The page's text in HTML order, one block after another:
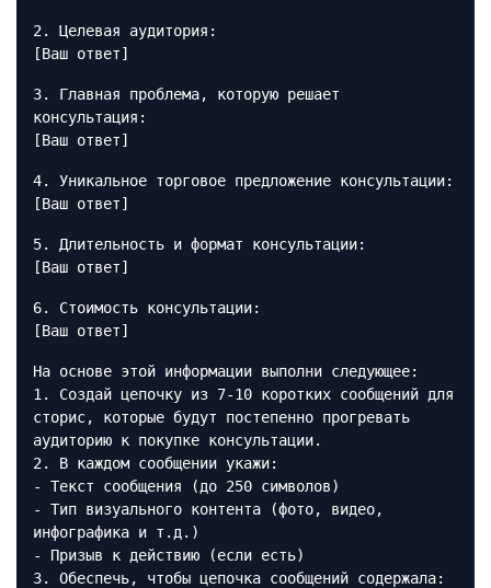
2. Целевая аудитория:
[Ваш ответ]
3. Главная проблема, которую решает
консультация:
[Ваш ответ]
4. Уникальное торговое предложение консультации:
[Ваш ответ]
5. Длительность и формат консультации:
[Ваш ответ]
6. Стоимость консультации:
[Ваш ответ]
На основе этой информации выполни следующее:
1. Создай цепочку из 7-10 коротких сообщений для
сторис, которые будут постепенно прогревать
аудиторию к покупке консультации.
2. В каждом сообщении укажи:
- Текст сообщения (до 250 символов)
- Тип визуального контента (фото, видео,
инфографика и т.д.)
- Призыв к действию (если есть)
3. Обеспечь, чтобы цепочка сообщений содержала: